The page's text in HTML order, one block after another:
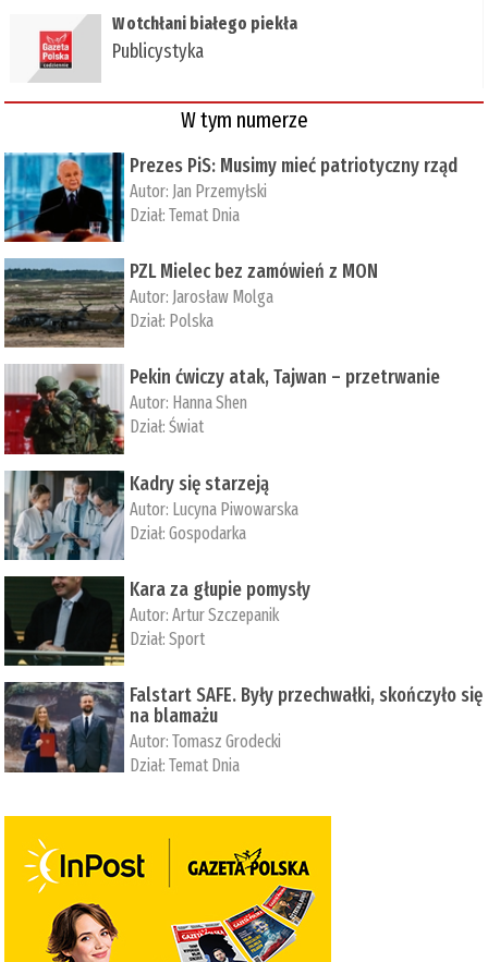
W otchłani białego piekła
Publicystyka
W tym numerze
Prezes PiS: Musimy mieć patriotyczny rząd
Autor: Jan Przemyłski
Dział:Temat Dnia
PZL Mielec bez zamówień z MON
Autor: Jarosław Molga
Dział: Polska
Pekin ćwiczy atak, Tajwan – przetrwanie
Autor: ­Hanna Shen
Dział:Świat
Kadry się starzeją
Autor: Lucyna Piwowarska
Dział:Gospodarka
Kara za głupie pomysły
Autor:Artur Szczepanik
Dział:Sport
Falstart SAFE. Były przechwałki, skończyło się
na blamażu
Autor:Tomasz Grodecki
Dział:Temat Dnia